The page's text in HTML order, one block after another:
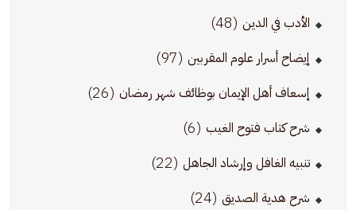
الأدب في الدين (48)
إيضاح أسرار علوم المقربين (97)
إسعاف أهل الإيمان بوظائف شهر رمضان (26)
شرح كتاب فتوح الغيب (6)
تنبيه الغافل وإرشاد الجاهل (22)
شرح هدية الصديق (24)